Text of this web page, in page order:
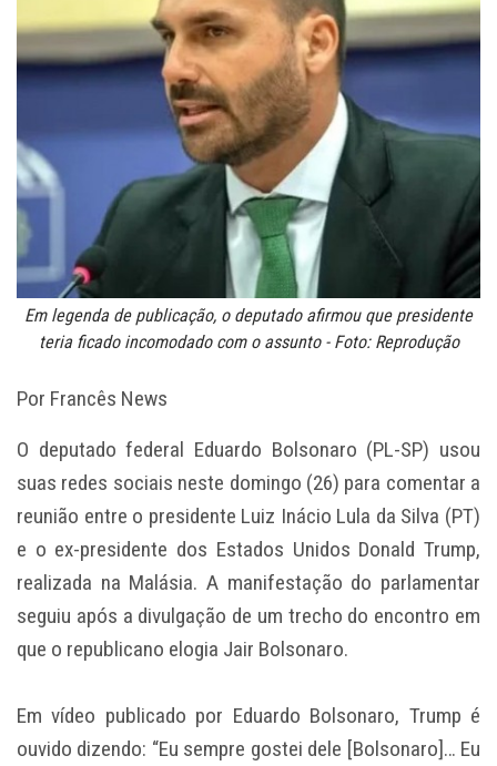
Em legenda de publicação, o deputado afirmou que presidente
teria ficado incomodado com o assunto - Foto: Reprodução
Por Francês News
O deputado federal Eduardo Bolsonaro (PL-SP) usou
suas redes sociais neste domingo (26) para comentar a
reunião entre o presidente Luiz Inácio Lula da Silva (PT)
e o ex-presidente dos Estados Unidos Donald Trump,
realizada na Malásia. A manifestação do parlamentar
seguiu após a divulgação de um trecho do encontro em
que o republicano elogia Jair Bolsonaro.
Em vídeo publicado por Eduardo Bolsonaro, Trump é
ouvido dizendo: “Eu sempre gostei dele [Bolsonaro]… Eu